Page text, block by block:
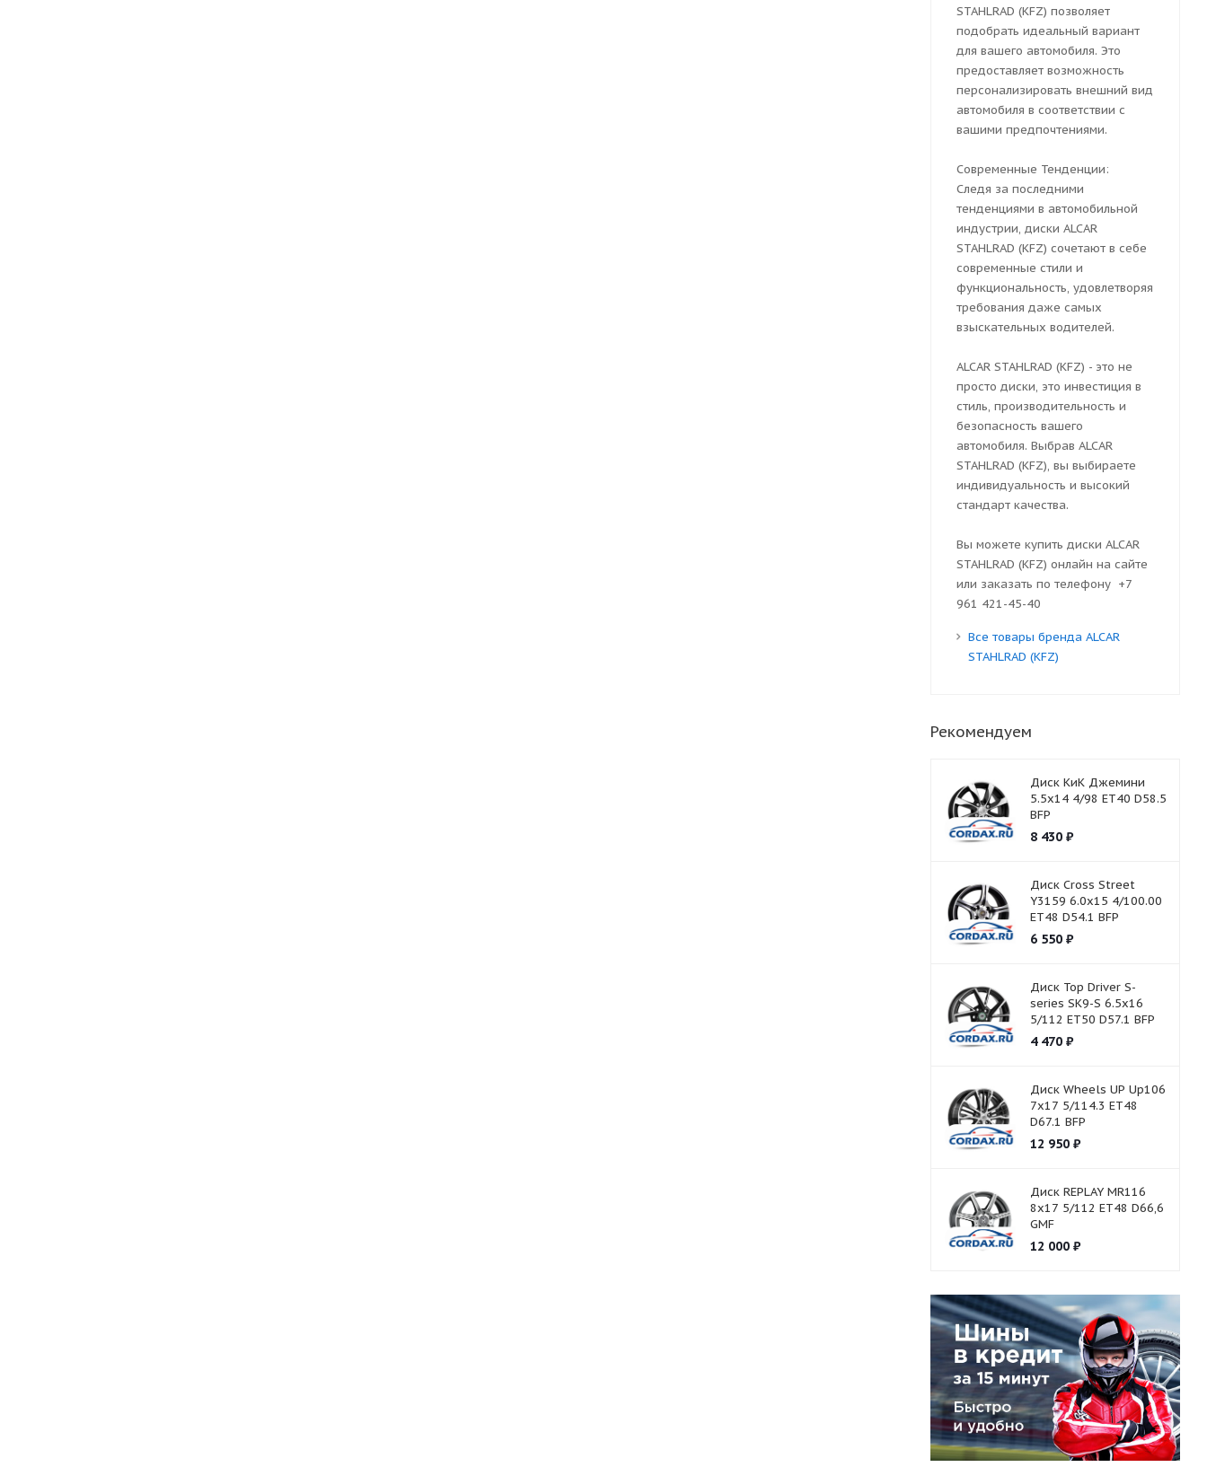
STAHLRAD (KFZ) позволяет
подобрать идеальный вариант
для вашего автомобиля. Это
предоставляет возможность
персонализировать внешний вид
автомобиля в соответствии с
вашими предпочтениями.
Современные Тенденции:
Следя за последними
тенденциями в автомобильной
индустрии, диски ALCAR
STAHLRAD (KFZ) сочетают в себе
современные стили и
функциональность, удовлетворяя
требования даже самых
взыскательных водителей.
ALCAR STAHLRAD (KFZ) - это не
просто диски, это инвестиция в
стиль, производительность и
безопасность вашего
автомобиля. Выбрав ALCAR
STAHLRAD (KFZ), вы выбираете
индивидуальность и высокий
стандарт качества.
Вы можете купить диски ALCAR
STAHLRAD (KFZ) онлайн на сайте
или заказать по телефону +7
961 421-45-40
Все товары бренда ALCAR
STAHLRAD (KFZ)
Рекомендуем
Диск КиК Джемини
5.5x14 4/98 ET40 D58.5
BFP
8 430₽
Диск Cross Street
Y3159 6.0x15 4/100.00
ET48 D54.1 BFP
6 550₽
Диск Top Driver S-
series SK9-S 6.5x16
5/112 ET50 D57.1 BFP
4 470₽
Диск Wheels UP Up106
7x17 5/114.3 ET48
D67.1 BFP
12 950₽
Диск REPLAY MR116
8x17 5/112 ET48 D66,6
GMF
12 000₽